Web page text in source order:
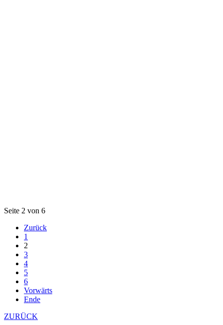
Seite 2 von 6
Zurück
1
2
3
4
5
6
Vorwärts
Ende
ZURÜCK